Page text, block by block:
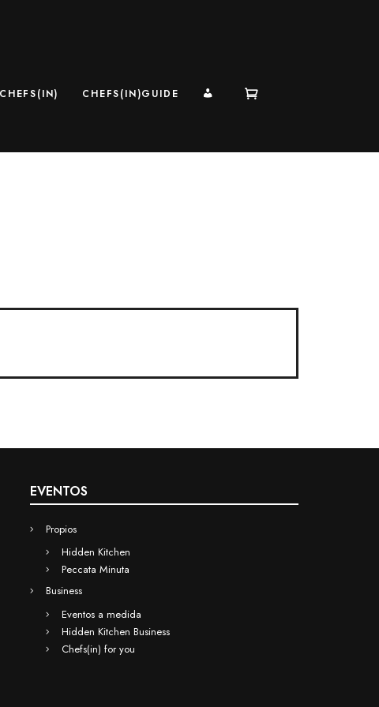
CHEFS(IN)GUIDE MI CUENTA
EVENTOS
Propios
Hidden Kitchen
Peccata Minuta
Business
Eventos a medida
Hidden Kitchen Business
Chefs(in) for you